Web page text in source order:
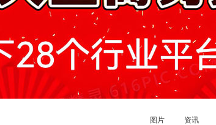
图片 资讯